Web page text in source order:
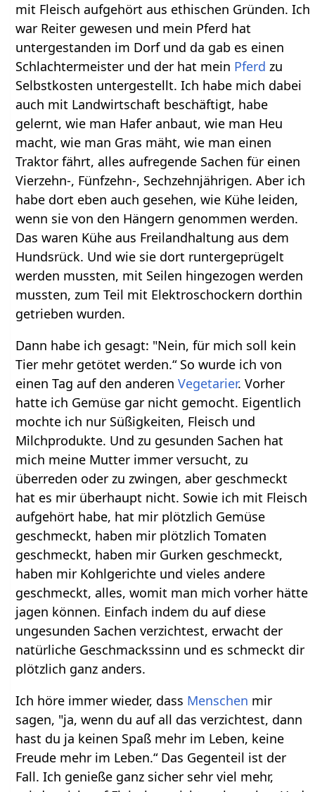
mit Fleisch aufgehört aus ethischen Gründen. Ich
war Reiter gewesen und mein Pferd hat
untergestanden im Dorf und da gab es einen
Schlachtermeister und der hat mein Pferd zu
Selbstkosten untergestellt. Ich habe mich dabei
auch mit Landwirtschaft beschäftigt, habe
gelernt, wie man Hafer anbaut, wie man Heu
macht, wie man Gras mäht, wie man einen
Traktor fährt, alles aufregende Sachen für einen
Vierzehn-, Fünfzehn-, Sechzehnjährigen. Aber ich
habe dort eben auch gesehen, wie Kühe leiden,
wenn sie von den Hängern genommen werden.
Das waren Kühe aus Freilandhaltung aus dem
Hundsrück. Und wie sie dort runtergeprügelt
werden mussten, mit Seilen hingezogen werden
mussten, zum Teil mit Elektroschockern dorthin
getrieben wurden.
Dann habe ich gesagt: "Nein, für mich soll kein
Tier mehr getötet werden.“ So wurde ich von
einen Tag auf den anderenVegetarier. Vorher
hatte ich Gemüse gar nicht gemocht. Eigentlich
mochte ich nur Süßigkeiten, Fleisch und
Milchprodukte. Und zu gesunden Sachen hat
mich meine Mutter immer versucht, zu
überreden oder zu zwingen, aber geschmeckt
hat es mir überhaupt nicht. Sowie ich mit Fleisch
aufgehört habe, hat mir plötzlich Gemüse
geschmeckt, haben mir plötzlich Tomaten
geschmeckt, haben mir Gurken geschmeckt,
haben mir Kohlgerichte und vieles andere
geschmeckt, alles, womit man mich vorher hätte
jagen können. Einfach indem du auf diese
ungesunden Sachen verzichtest, erwacht der
natürliche Geschmackssinn und es schmeckt dir
plötzlich ganz anders.
Ich höre immer wieder, dass Menschen mir
sagen, "ja, wenn du auf all das verzichtest, dann
hast du ja keinen Spaß mehr im Leben, keine
Freude mehr im Leben.“ Das Gegenteil ist der
Fall. Ich genieße ganz sicher sehr viel mehr,